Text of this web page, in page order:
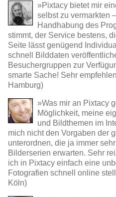
»Pixtacy bietet mir
selbst zu vermarkten
Handhabung des
stimmt, der Service bestens,
Seite lässt genügend
schnell Bilddaten
Besuchergruppen zur
smarte Sache! Sehr
Hamburg)
»Was mir an Pixtacy
Möglichkeit, meine
und Bildthemen im
mich nicht den Vorgaben der
unterordnen, die ja immer
Bilderserien erwarten. Sehr
ich in Pixtacy einfach eine
Fotografien schnell online
Köln)